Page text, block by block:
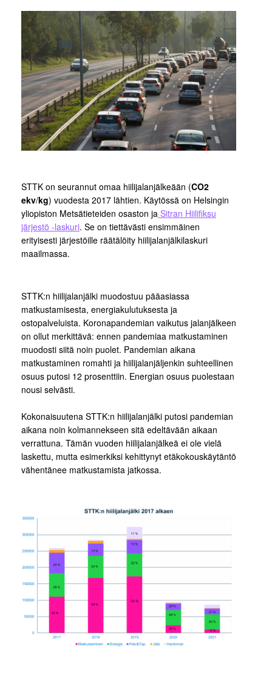
STTK on seurannut omaa hiilijalanjälkeään (CO2
ekv/kg) vuodesta 2017 lähtien. Käytössä on Helsingin
yliopiston Metsätieteiden osaston ja Sitran Hiilifiksu
järjestö -laskuri. Se on tiettävästi ensimmäinen
erityisesti järjestöille räätälöity hiilijalanjälkilaskuri
maailmassa.
STTK:n hiilijalanjälki muodostuu pääasiassa
matkustamisesta, energiakulutuksesta ja
ostopalveluista. Koronapandemian vaikutus jalanjälkeen
on ollut merkittävä: ennen pandemiaa matkustaminen
muodosti siitä noin puolet. Pandemian aikana
matkustaminen romahti ja hiilijalanjäljenkin suhteellinen
osuus putosi 12 prosenttiin. Energian osuus puolestaan
nousi selvästi.
Kokonaisuutena STTK:n hiilijalanjälki putosi pandemian
aikana noin kolmannekseen sitä edeltävään aikaan
verrattuna. Tämän vuoden hiilijalanjälkeä ei ole vielä
laskettu, mutta esimerkiksi kehittynyt etäkokouskäytäntö
vähentänee matkustamista jatkossa.